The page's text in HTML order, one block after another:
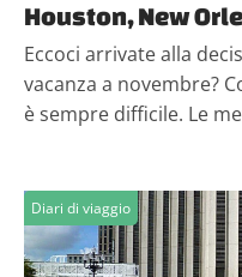
Houston, New
Eccoci arrivate alla
vacanza a novembre?
è sempre difficile. Le
Diari di viaggio